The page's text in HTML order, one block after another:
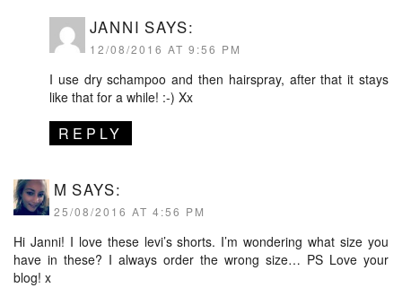
JANNI SAYS:
12/08/2016 AT 9:56 PM
I use dry schampoo and then hairspray, after that it stays
like that for a while! :-) Xx
REPLY
M SAYS:
25/08/2016 AT 4:56 PM
Hi Janni! I love these levi’s shorts. I’m wondering what size you
have in these? I always order the wrong size… PS Love your
blog! x